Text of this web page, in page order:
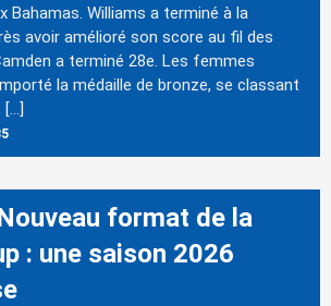
Bahamas. Williams a terminé à la
avoir amélioré son score au fil des
a terminé 28e. Les femmes
la médaille de bronze, se classant
[…]
format de la
: une saison 2026